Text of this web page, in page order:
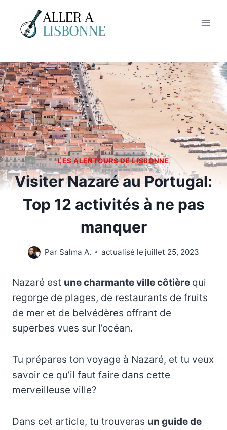
contenu
LES ALENTOURS DE LISBONNE
Visiter Nazaré au Portugal:
Top 12 activités à ne pas
manquer
Par Salma A. actualisé le juillet 25, 2023
Nazaré est une charmante ville côtière qui
regorge de plages, de restaurants de fruits
de mer et de belvédères offrant de
superbes vues sur l’océan.
Tu prépares ton voyage à Nazaré, et tu veux
savoir ce qu’il faut faire dans cette
merveilleuse ville?
Dans cet article, tu trouveras un guide de